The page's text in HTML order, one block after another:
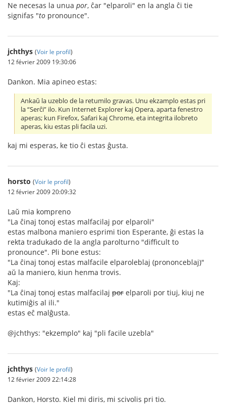
Ne necesas la unua por, ĉar "elparoli" en la angla ĉi tie
signifas "to pronounce".
jchthys (Voir le profil)
12 février 2009 19:30:06
Dankon. Mia apineo estas:
Ankaŭ la uzeblo de la retumilo gravas. Unu ekzamplo estas pri
la “Serĉi” ilo. Kun Internet Explorer kaj Opera, aparta fenestro
aperas; kun Firefox, Safari kaj Chrome, eta integrita ilobreto
aperas, kiu estas pli facila uzi.
kaj mi esperas, ke tio ĉi estas ĝusta.
horsto (Voir le profil)
12 février 2009 20:09:32
Laŭ mia kompreno
"La ĉinaj tonoj estas malfacilaj por elparoli"
estas malbona maniero esprimi tion Esperante, ĝi estas la
rekta tradukado de la angla parolturno "difficult to
pronounce". Pli bone estus:
"La ĉinaj tonoj estas malfacile elparoleblaj (prononceblaj)"
aŭ la maniero, kiun henma trovis.
Kaj:
"La ĉinaj tonoj estas malfacilaj por elparoli por tiuj, kiuj ne
kutimiĝis al ili."
estas eĉ malĝusta.
@jchthys: "ekzemplo" kaj "pli facile uzebla"
jchthys (Voir le profil)
12 février 2009 22:14:28
Dankon, Horsto. Kiel mi diris, mi scivolis pri tio.